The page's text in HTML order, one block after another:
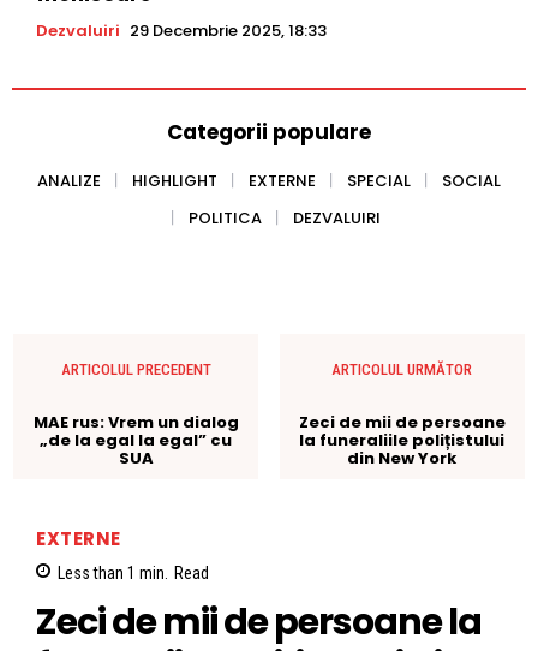
Dezvaluiri 29 Decembrie 2025, 18:33
Categorii populare
ANALIZE HIGHLIGHT EXTERNE SPECIAL
SOCIAL
POLITICA
DEZVALUIRI
ARTICOLUL PRECEDENT
MAE rus: Vrem un dialog
„de la egal la egal” cu
SUA
ARTICOLUL URMĂTOR
Zeci de mii de persoane
la funeraliile polițistului
din New York